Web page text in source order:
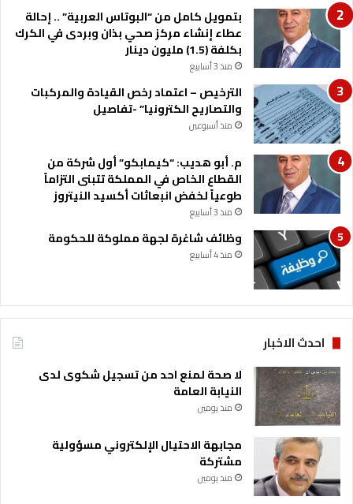
بتمويل كامل من “البوتاس العربية” .. إحالة
عطاء إنشاء مركز صحي بذان وبردى في الكرك
بكلفة (1.5) مليون دينار
منذ 3 أسابيع
الترخيص – اعتماد رخص القيادة والمركبات
والتصاريح الكترونيا” -تفاصيل
منذ أسبوعين
م. أبو هديب: “كيمابكو” أول شركة من
القطاع الخاص في المملكة تتبنى التزاماً
طوعياً لخفض انبعاثات أكسيد النيتروز
منذ 3 أسابيع
وظائف شاغرة لجهة مملوكة للحكومة
منذ 4 أسابيع
احدث الاخبار
لا صحة لمنع احد من تسجيل شكوى لدى
النيابة العامة
منذ يومين
مجابهة الاحتيال الإلكتروني مسؤولية
مشتركة
منذ يومين